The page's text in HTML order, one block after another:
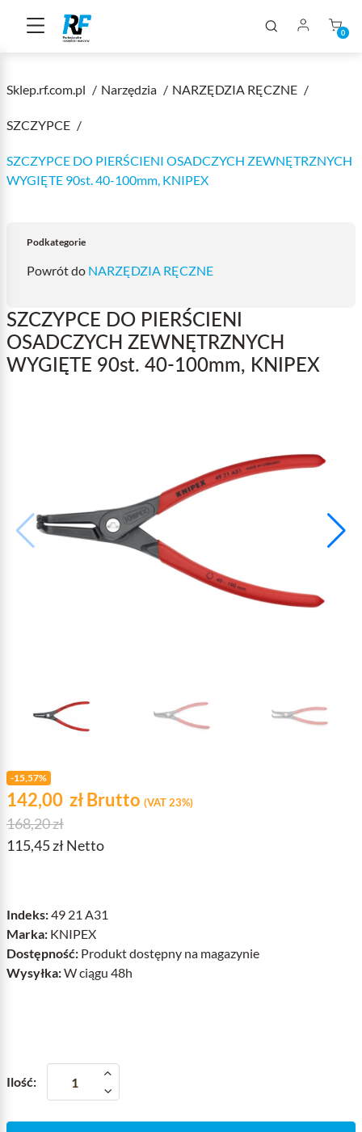
0
Sklep.rf.com.pl Narzędzia NARZĘDZIA RĘCZNE
SZCZYPCE
SZCZYPCE DO PIERŚCIENI OSADCZYCH ZEWNĘTRZNYCH
WYGIĘTE 90st. 40-100mm, KNIPEX
Podkategorie
Powrót do NARZĘDZIA RĘCZNE
SZCZYPCE DO PIERŚCIENI
OSADCZYCH ZEWNĘTRZNYCH
WYGIĘTE 90st. 40-100mm, KNIPEX
-15,57%
Cena
zł
142,00 złBrutto (VAT 23%)
Cena podstawowa
168,20 zł
115,45 zł Netto
Indeks:49 21 A31
Marka: KNIPEX
Dostępność: Produkt dostępny na magazynie
Wysyłka:W ciągu 48h
Ilość: